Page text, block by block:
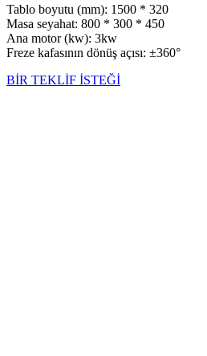
Tablo boyutu (mm): 1500 * 320
Masa seyahat: 800 * 300 * 450
Ana motor (kw): 3kw
Freze kafasının dönüş açısı: ±360°
BİR TEKLİF İSTEĞİ